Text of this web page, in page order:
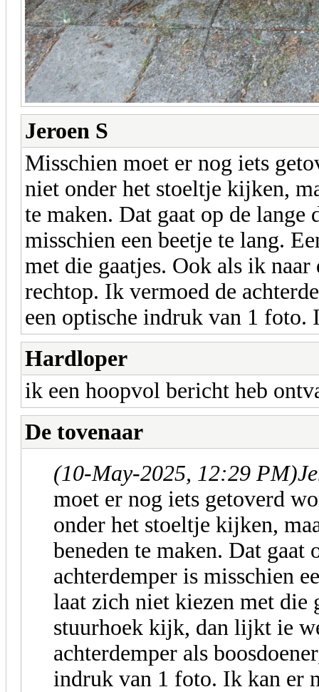
Jeroen S
Misschien moet er nog iets
niet onder het stoeltje kijken,
te maken. Dat gaat op de lange
misschien een beetje te lang.
met die gaatjes. Ook als ik
rechtop. Ik vermoed de
een optische indruk van 1 foto.
Hardloper
ik een hoopvol bericht heb
De tovenaar
(10-May-2025, 12:29 PM)
moet er nog iets getoverd
onder het stoeltje kijken,
beneden te maken. Dat gaat
achterdemper is misschien
laat zich niet kiezen met die
stuurhoek kijk, dan lijkt ie
achterdemper als
indruk van 1 foto. Ik kan er